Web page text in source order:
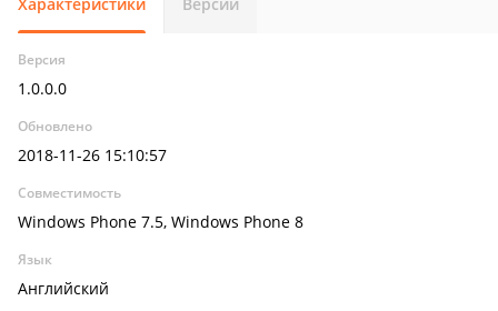
Версия
1.0.0.0
Обновлено
2018-11-26 15:10:57
Совместимость
Windows Phone 7.5, Windows Phone 8
Язык
Английский